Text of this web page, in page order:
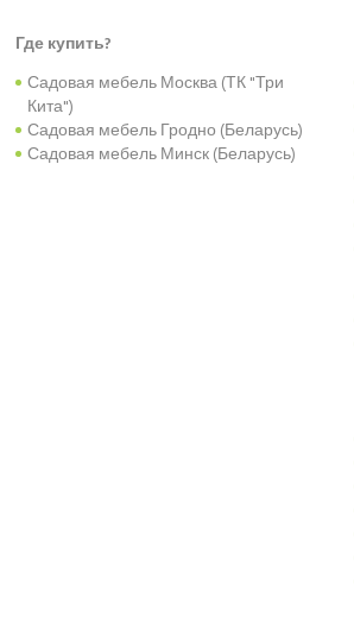
Где купить?
Садовая мебель Москва (ТК "Три
Кита")
Садовая мебель Гродно (Беларусь)
Садовая мебель Минск (Беларусь)